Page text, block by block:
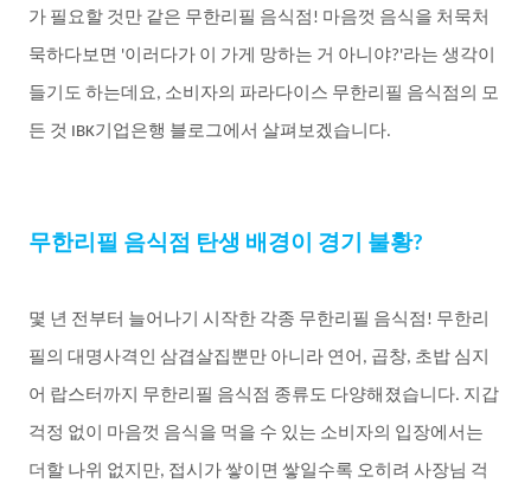
가 필요할 것만 같은 무한리필 음식점 ! 마음껏 음식을 처묵처
묵하다보면 '이러다가 이 가게 망하는 거 아니야?'라는 생각이
들기도 하는데요 , 소비자의 파라다이스 무한리필 음식점의 모
든 것 IBK기업은행 블로그에서 살펴보겠습니다.
무한리필 음식점 탄생 배경이 경기 불황?
몇 년 전부터 늘어나기 시작한 각종 무한리필 음식점 ! 무한리
필의 대명사격인 삼겹살집뿐만 아니라 연어 , 곱창, 초밥 심지
어 랍스터까지 무한리필 음식점 종류도 다양해졌습니다. 지갑
걱정 없이 마음껏 음식을 먹을 수 있는 소비자의 입장에서는
더할 나위 없지만, 접시가쌓이면 쌓일수록 오히려 사장님 걱